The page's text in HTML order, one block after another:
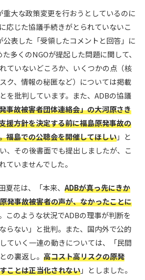
重大な政策変更を行おうとしているのに
応じた協議手続きがとられていないこ
公表した「受領したコメントと回答」に
多くのNGOが提起した問題に関して、
ていないどころか、いくつかの点（核
ク、情報の秘匿など）については掲載
を批判しています。また、ADBの協議
事故被害者団体連絡会」の大河原さき
援方針を決定する前に福島原発事故の
福島での公聴会を開催してほしい」と
、その後書面でも提出しましたが、こ
ていませんでした。
夏花は、「本来、 ADBが真っ先にきか
発事故被害者の声が、なかったことに
このような状況でADBの理事が判断を
らない」と批判。また、国内外で公的
ていく一連の動きについては、「民間
の裏返し。 高コスト高リスクの原発
ことは正当化されない」としました。